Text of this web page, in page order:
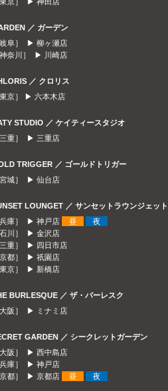
／ ガーデン
岐阜］ ▶ 柳ヶ瀬店
神奈川］ ▶
川崎店
／ クロリス
東京］ ▶ 六本木店
STUDIO ／ ケイティースタジオ
三重］ ▶ 三重店
TRIGGER ／ ゴールドトリガー
宮城］ ▶ 仙台店
LOUNGET ／ サンセットラウンジェット
兵庫］ ▶ 神戸店 昼
夜
石川］ ▶ 金沢店
三重］ ▶ 四日市店
京都］ ▶ 祇園店
東京］ ▶ 新橋店
BURLESQUE ／ ザ・バーレスク
大阪］ ▶
ミナミ店
GARDEN ／ シークレットガーデン
大阪］ ▶ 西中島店
兵庫］ ▶ 神戸店
京都］ ▶ 京都店 昼 夜